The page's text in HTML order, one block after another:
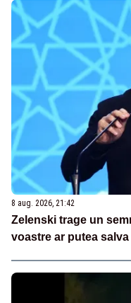
8 aug. 2026, 21:42
Zelenski trage un
voastre ar putea salva